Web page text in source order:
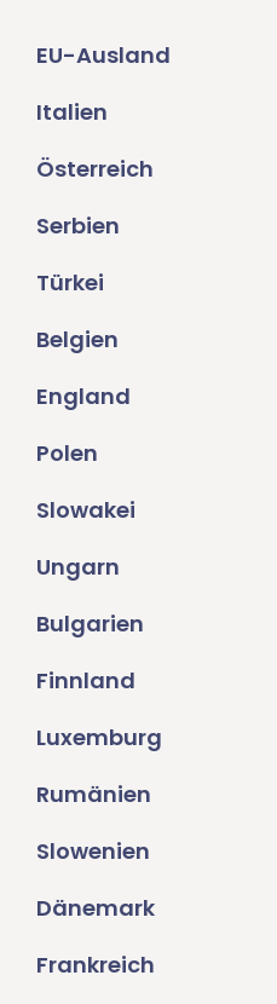
EU-Ausland
Italien
Österreich
Serbien
Türkei
Belgien
England
Polen
Slowakei
Ungarn
Bulgarien
Finnland
Luxemburg
Rumänien
Slowenien
Dänemark
Frankreich